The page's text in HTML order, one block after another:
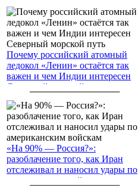
Почему российский атомный
ледокол «Ленин» остаётся так
важен и чем Индии интересен
Северный морской путь
«На 90% — Россия?»:
разоблачение того, как Иран
отслеживал и наносил удары по
американским войскам